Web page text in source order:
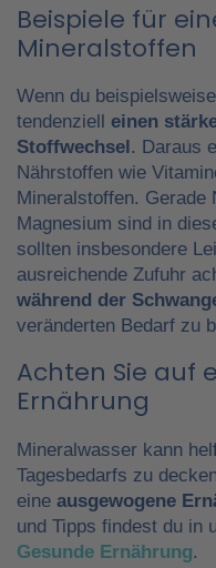
Beispiele für
Mineralstoffen
Wenn du
tendenziell einen
Stoffwechsel. Daraus
Nährstoffen wie
Mineralstoffen. Gerade
Magnesium sind in
sollten insbesondere
ausreichende Zufuhr
während der
veränderten Bedarf zu
Achten Sie auf
Ernährung
Mineralwasser kann
Tagesbedarfs zu
eine ausgewogene
und Tipps findest du in
Gesunde Ernährung.